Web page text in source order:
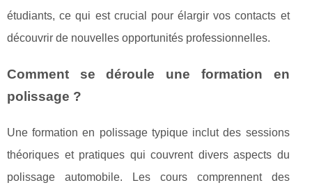
étudiants, ce qui est crucial pour élargir vos contacts et
découvrir de nouvelles opportunités professionnelles.
Comment se déroule une formation en
polissage ?
Une formation en polissage typique inclut des sessions
théoriques et pratiques qui couvrent divers aspects du
polissage automobile. Les cours comprennent des